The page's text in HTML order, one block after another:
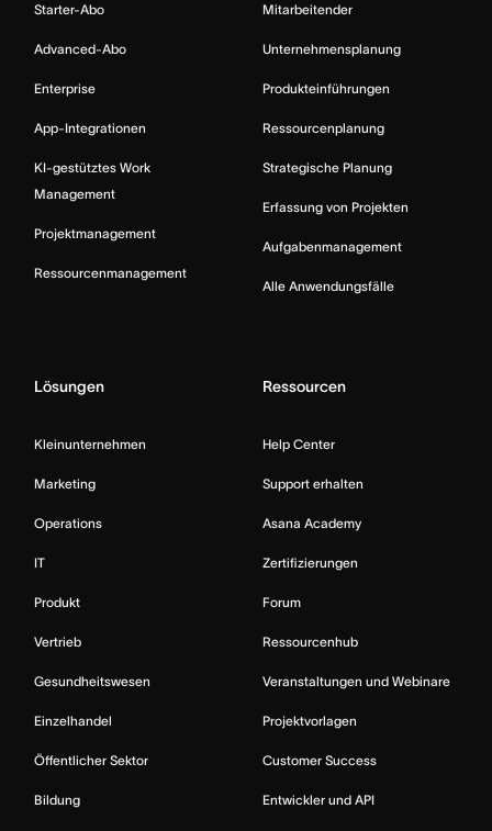
Starter-Abo
Advanced-Abo
Enterprise
App-Integrationen
KI-gestütztes Work
Management
Projektmanagement
Ressourcenmanagement
Mitarbeitender
Unternehmensplanung
Produkteinführungen
Ressourcenplanung
Strategische Planung
Erfassung von Projekten
Aufgabenmanagement
Alle Anwendungsfälle
Lösungen
Kleinunternehmen
Marketing
Operations
IT
Produkt
Vertrieb
Gesundheitswesen
Einzelhandel
Öffentlicher Sektor
Bildung
Ressourcen
Help Center
Support erhalten
Asana Academy
Zertifizierungen
Forum
Ressourcenhub
Veranstaltungen und Webinare
Projektvorlagen
Customer Success
Entwickler und API